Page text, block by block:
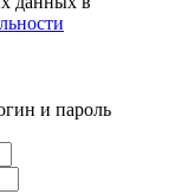
и пароль